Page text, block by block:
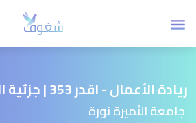
ريادة الأعمال - اقدر 353 | جزئية الميد
جامعة الأميرة نورة